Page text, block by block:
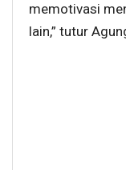
memotivasi
lain,” tutur